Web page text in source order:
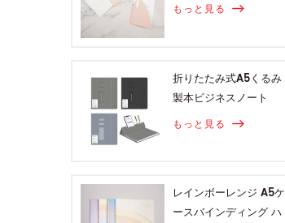
もっと見る
折りたたみ式A5くるみ
製本ビジネスノート
もっと見る
レインボーレンジ A5ケ
ースバインディング ハ